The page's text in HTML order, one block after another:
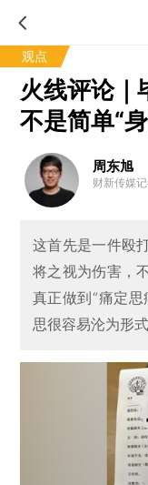
观点
火线评论｜
不是简单“
周东旭
财新传媒
这首先是一件殴
将之视为伤害，
真正做到“痛定
思很容易沦为形